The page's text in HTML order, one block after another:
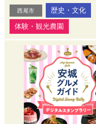
西尾市
歴史・文化
体験・観光農園